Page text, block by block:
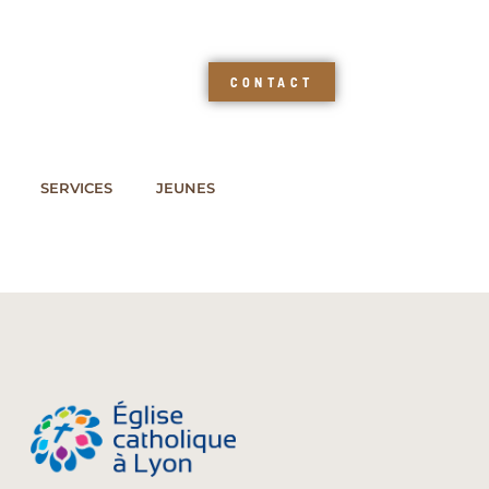
CONTACT
SERVICES JEUNES